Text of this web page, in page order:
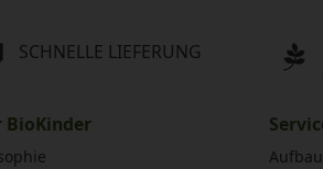
SCHNELLE LIEFERUNG
BioKinder